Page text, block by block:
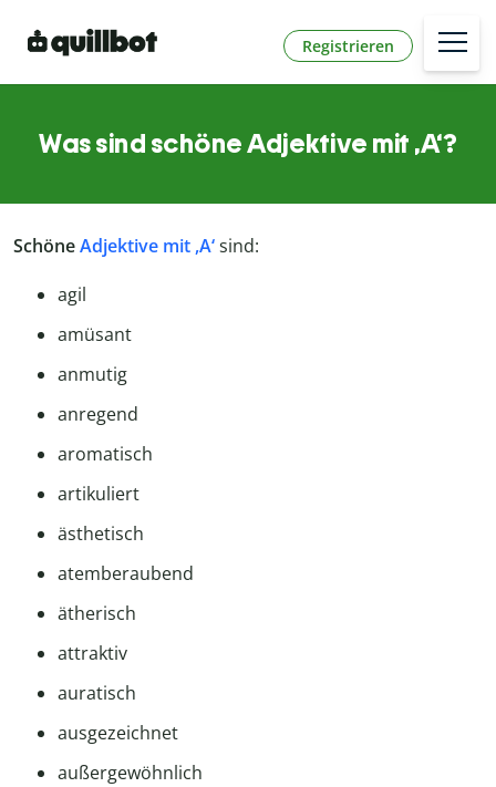
Registrieren
Was sind schöne Adjektive mit ,A‘?
SchöneAdjektive mit ,A‘sind:
agil
amüsant
anmutig
anregend
aromatisch
artikuliert
ästhetisch
atemberaubend
ätherisch
attraktiv
auratisch
ausgezeichnet
außergewöhnlich